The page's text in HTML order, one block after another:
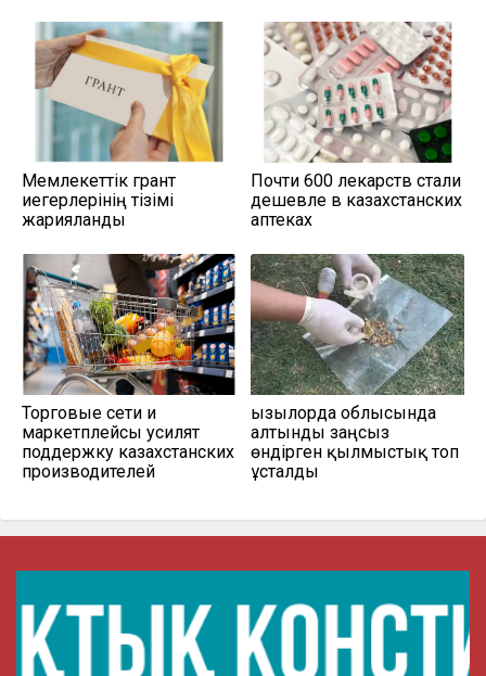
Мемлекеттік грант
иегерлерінің тізімі
жарияланды
Почти 600 лекарств стали
дешевле в казахстанских
аптеках
Торговые сети и
маркетплейсы усилят
поддержку казахстанских
производителей
Қызылорда облысында
алтынды заңсыз
өндірген қылмыстық топ
ұсталды